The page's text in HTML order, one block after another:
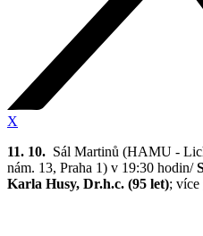
X
11. 10. Sál Martinů (HAMU -
nám. 13, Praha 1) v 19:30 hodin/
Karla Husy, Dr.h.c. (95 let); více